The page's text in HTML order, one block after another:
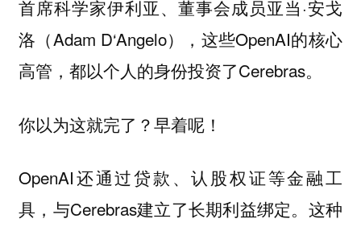
首席科学家伊利亚、董事会成员亚当·安戈
洛（Adam D‘Angelo），这些OpenAI的核心
高管，都以个人的身份投资了Cerebras。
你以为这就完了？早着呢！
OpenAI还通过贷款、认股权证等金融工
具，与Cerebras建立了长期利益绑定。这种